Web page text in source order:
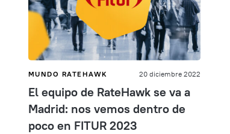
MUNDO RATEHAWK 20 diciembre 2022
El equipo de RateHawk se va a
Madrid: nos vemos dentro de
poco en FITUR 2023